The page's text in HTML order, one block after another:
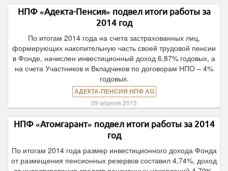
НПФ «Адекта-Пенсия» подвел итоги работы за
2014 год
По итогам 2014 года на счета застрахованных лиц,
формирующих накопительную часть своей трудовой пенсии
в Фонде, начислен инвестиционный доход 6,87% годовых, а
на счета Участников и Вкладчиков по договорам НПО – 4%
годовых.
АДЕКТА-ПЕНСИЯ НПФ АО
09 апреля 2015
НПФ «Атомгарант» подвел итоги работы за 2014
год
По итогам 2014 года размер инвестиционного дохода Фонда
от размещения пенсионных резервов составил 4,74%, доход